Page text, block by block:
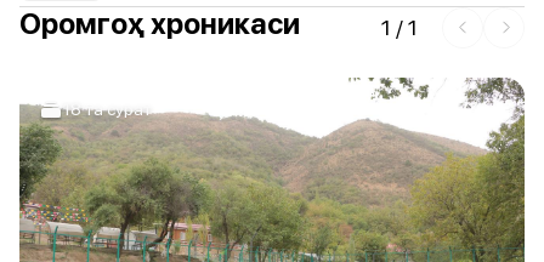
Оромгоҳ хроникаси 1 /1
18 та сурат